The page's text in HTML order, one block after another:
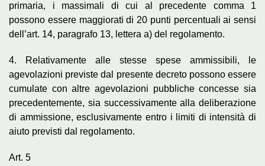
primaria, i massimali di cui al precedente comma 1
possono essere maggiorati di 20 punti percentuali ai sensi
dell’art. 14, paragrafo 13, lettera a) del regolamento.
4. Relativamente alle stesse spese ammissibili, le
agevolazioni previste dal presente decreto possono essere
cumulate con altre agevolazioni pubbliche concesse sia
precedentemente, sia successivamente alla deliberazione
di ammissione, esclusivamente entro i limiti di intensità di
aiuto previsti dal regolamento.
Art. 5